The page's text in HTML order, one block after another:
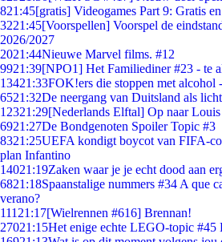
821:45[gratis] Videogames Part 9: Gratis
3221:45[Voorspellen] Voorspel de
2026/2027
2021:44Nieuwe Marvel films. #12
9921:39[NPO1] Het Familiediner #23 - te
13421:33FOK!ers die stoppen met alcohol
6521:32De neergang van Duitsland als
12321:29[Nederlands Elftal] Op naar
6921:27De Bondgenoten Spoiler Topic #3
8321:25UEFA kondigt boycot van FIFA-
plan Infantino
14021:19Zaken waar je je echt dood aan
6821:18Spaanstalige nummers #34 A que
verano?
111 21:17[Wielrennen #616] Brennan!
27021:15Het enige echte LEGO-topic